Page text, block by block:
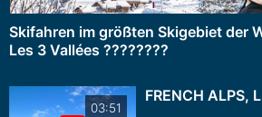
Skifahren im größten Skigebiet der
Les 3 Vallées ????????
03:51
FRENCH ALPS,